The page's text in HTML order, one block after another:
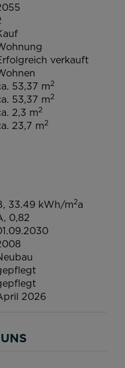
verkauft
53,37 m2
53,37 m2
2,3 m2
23,7 m2
33.49 kWh/m2a
0,82
2026